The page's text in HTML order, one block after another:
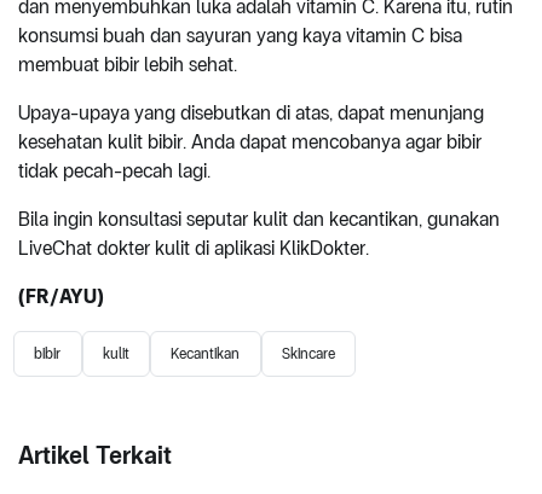
dan menyembuhkan luka adalah vitamin C. Karena itu, rutin
konsumsi buah dan sayuran yang kaya vitamin C bisa
membuat bibir lebih sehat.
Upaya-upaya yang disebutkan di atas, dapat menunjang
kesehatan kulit bibir. Anda dapat mencobanya agar bibir
tidak pecah-pecah lagi.
Bila ingin konsultasi seputar kulit dan kecantikan, gunakan
LiveChat dokter kulit di aplikasi KlikDokter.
(FR/AYU)
bibir kulit Kecantikan Skincare
Artikel Terkait